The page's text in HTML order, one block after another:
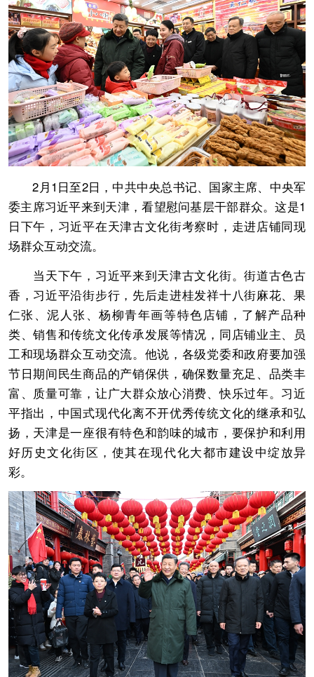
2月1日至2日，中共中央总书记、国家主席、中央军
委主席习近平来到天津，看望慰问基层干部群众。这是1
日下午，习近平在天津古文化街考察时，走进店铺同现
场群众互动交流。
当天下午，习近平来到天津古文化街。街道古色古
香，习近平沿街步行，先后走进桂发祥十八街麻花、果
仁张、泥人张、杨柳青年画等特色店铺，了解产品种
类、销售和传统文化传承发展等情况，同店铺业主、员
工和现场群众互动交流。他说，各级党委和政府要加强
节日期间民生商品的产销保供，确保数量充足、品类丰
富、质量可靠，让广大群众放心消费、快乐过年。习近
平指出，中国式现代化离不开优秀传统文化的继承和弘
扬，天津是一座很有特色和韵味的城市，要保护和利用
好历史文化街区，使其在现代化大都市建设中绽放异
彩。